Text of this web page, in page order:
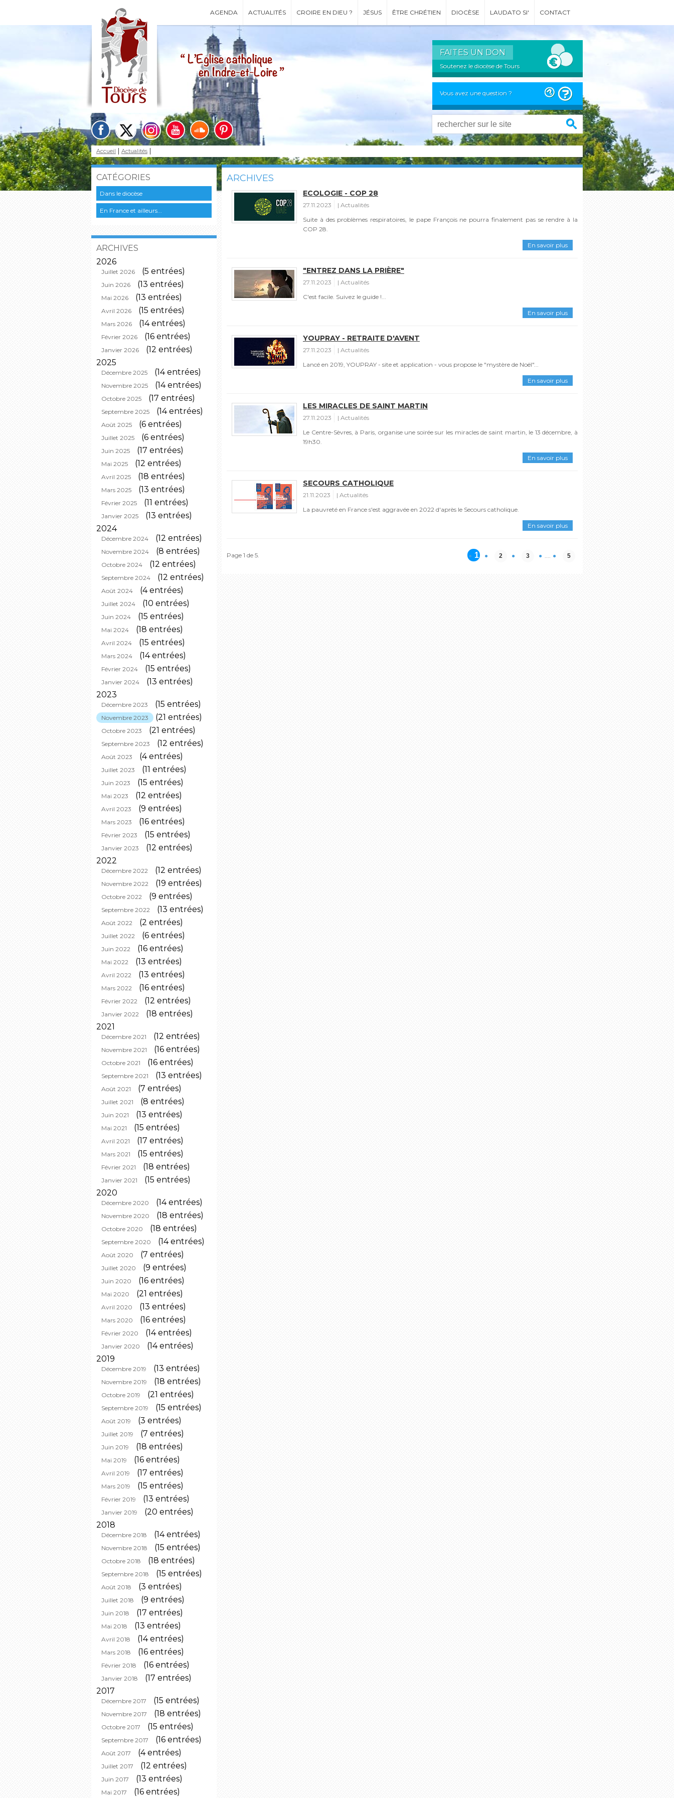
AGENDA ACTUALITÉS CROIRE EN DIEU ? JÉSUS ÊTRE CHRÉTIEN DIOCÈSE LAUDATO SI' CONTACT
FAITES UN DON
Soutenez le diocèse de Tours
Vous avez une question ?
Accueil Actualités
CATÉGORIES
Dans le diocèse
En France et ailleurs...
ARCHIVES
2026
Juillet 2026 (5 entrées)
Juin 2026 (13 entrées)
Mai 2026 (13 entrées)
Avril 2026 (15 entrées)
Mars 2026 (14 entrées)
Février 2026 (16 entrées)
Janvier 2026
(12 entrées)
2025
Décembre 2025 (14 entrées)
Novembre 2025 (14 entrées)
Octobre 2025 (17 entrées)
Septembre 2025 (14 entrées)
Août 2025 (6 entrées)
Juillet 2025 (6 entrées)
Juin 2025 (17 entrées)
Mai 2025 (12 entrées)
Avril 2025 (18 entrées)
Mars 2025 (13 entrées)
Février 2025 (11 entrées)
Janvier 2025
(13 entrées)
2024
Décembre 2024 (12 entrées)
Novembre 2024 (8 entrées)
Octobre 2024 (12 entrées)
Septembre 2024 (12 entrées)
Août 2024 (4 entrées)
Juillet 2024 (10 entrées)
Juin 2024 (15 entrées)
Mai 2024 (18 entrées)
Avril 2024 (15 entrées)
Mars 2024 (14 entrées)
Février 2024 (15 entrées)
Janvier 2024
(13 entrées)
2023
Décembre 2023 (15 entrées)
Novembre 2023 (21 entrées)
Octobre 2023 (21 entrées)
Septembre 2023 (12 entrées)
Août 2023 (4 entrées)
Juillet 2023 (11 entrées)
Juin 2023 (15 entrées)
Mai 2023 (12 entrées)
Avril 2023 (9 entrées)
Mars 2023 (16 entrées)
Février 2023 (15 entrées)
Janvier 2023
(12 entrées)
2022
Décembre 2022 (12 entrées)
Novembre 2022 (19 entrées)
Octobre 2022 (9 entrées)
Septembre 2022 (13 entrées)
Août 2022 (2 entrées)
Juillet 2022 (6 entrées)
Juin 2022 (16 entrées)
Mai 2022 (13 entrées)
Avril 2022 (13 entrées)
Mars 2022 (16 entrées)
Février 2022 (12 entrées)
Janvier 2022
(18 entrées)
2021
Décembre 2021 (12 entrées)
Novembre 2021 (16 entrées)
Octobre 2021 (16 entrées)
Septembre 2021 (13 entrées)
Août 2021 (7 entrées)
Juillet 2021 (8 entrées)
Juin 2021 (13 entrées)
Mai 2021 (15 entrées)
Avril 2021 (17 entrées)
Mars 2021 (15 entrées)
Février 2021 (18 entrées)
Janvier 2021
(15 entrées)
2020
Décembre 2020 (14 entrées)
Novembre 2020 (18 entrées)
Octobre 2020 (18 entrées)
Septembre 2020 (14 entrées)
Août 2020 (7 entrées)
Juillet 2020 (9 entrées)
Juin 2020 (16 entrées)
Mai 2020 (21 entrées)
Avril 2020 (13 entrées)
Mars 2020 (16 entrées)
Février 2020 (14 entrées)
Janvier 2020
(14 entrées)
2019
Décembre 2019 (13 entrées)
Novembre 2019 (18 entrées)
Octobre 2019 (21 entrées)
Septembre 2019 (15 entrées)
Août 2019 (3 entrées)
Juillet 2019 (7 entrées)
Juin 2019 (18 entrées)
Mai 2019 (16 entrées)
Avril 2019 (17 entrées)
Mars 2019 (15 entrées)
Février 2019 (13 entrées)
Janvier 2019
(20 entrées)
2018
Décembre 2018 (14 entrées)
Novembre 2018 (15 entrées)
Octobre 2018 (18 entrées)
Septembre 2018 (15 entrées)
Août 2018 (3 entrées)
Juillet 2018 (9 entrées)
Juin 2018 (17 entrées)
Mai 2018 (13 entrées)
Avril 2018 (14 entrées)
Mars 2018 (16 entrées)
Février 2018 (16 entrées)
Janvier 2018
(17 entrées)
2017
Décembre 2017 (15 entrées)
Novembre 2017 (18 entrées)
Octobre 2017 (15 entrées)
Septembre 2017 (16 entrées)
Août 2017 (4 entrées)
Juillet 2017 (12 entrées)
Juin 2017 (13 entrées)
Mai 2017 (16 entrées)
ARCHIVES
ECOLOGIE - COP 28
27.11.2023
Actualités
Suite à des problèmes respiratoires, le pape François ne pourra finalement pas se rendre à la
COP 28.
En savoir plus
"ENTREZ DANS LA PRIÈRE"
27.11.2023
Actualités
C'est facile. Suivez le guide !...
En savoir plus
YOUPRAY - RETRAITE D'AVENT
27.11.2023
Actualités
Lancé en 2019, YOUPRAY - site et application - vous propose le "mystère de Noël"...
En savoir plus
LES MIRACLES DE SAINT MARTIN
27.11.2023
Actualités
Le Centre-Sèvres, à Paris, organise une soirée sur les miracles de saint martin, le 13 décembre, à
19h30.
En savoir plus
SECOURS CATHOLIQUE
21.11.2023
Actualités
La pauvreté en France s'est aggravée en 2022 d'après le Secours catholique.
En savoir plus
Page 1 de 5. 1 2 3 .... 5